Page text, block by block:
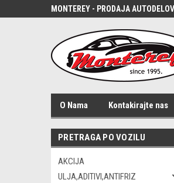
MONTEREY - PRODAJA
O Nama Kontakirajte nas
PRETRAGA PO VOZILU
AKCIJA
ULJA,ADITIVI,ANTIFRIZ